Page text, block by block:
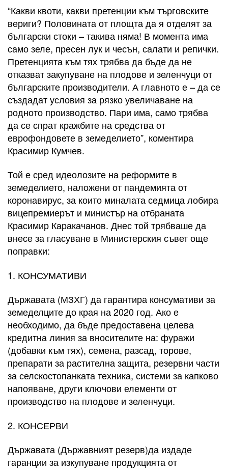
“Какви квоти, какви претенции към търговските
вериги? Половината от площта да я отделят за
български стоки – такива няма! В момента има
само зеле, пресен лук и чесън, салати и репички.
Претенцията към тях трябва да бъде да не
отказват закупуване на плодове и зеленчуци от
българските производители. А главното е – да се
създадат условия за рязко увеличаване на
родното производство. Пари има, само трябва
да се спрат кражбите на средства от
еврофондовете в земеделието”, коментира
Красимир Кумчев.
Той е сред идеолозите на реформите в
земеделието, наложени от пандемията от
коронавирус, за които миналата седмица лобира
вицепремиерът и министър на отбраната
Красимир Каракачанов. Днес той трябваше да
внесе за гласуване в Министерския съвет още
поправки:
1. КОНСУМАТИВИ
Държавата (МЗХГ) да гарантира консумативи за
земеделците до края на 2020 год. Ако е
необходимо, да бъде предоставена целева
кредитна линия за вносителите на: фуражи
(добавки към тях), семена, разсад, торове,
препарати за растителна защита, резервни части
за селскостопанката техника, системи за капково
напояване, други ключови елементи от
производство на плодове и зеленчуци.
2. КОНСЕРВИ
Държавата (Държавният резерв)да издаде
гаранции за изкупуване продукцията от